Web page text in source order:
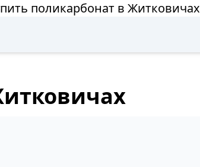
поликарбонат в Житковичах